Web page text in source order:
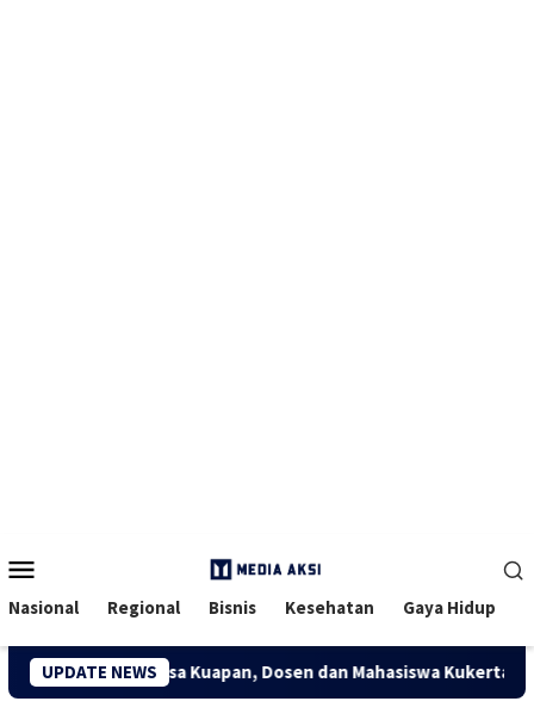
Mobile
Nasional Regional Bisnis Kesehatan Gaya Hidup
UPDATE NEWS
Kreatif Desa Kuapan, Dosen dan Mahasiswa Kukerta